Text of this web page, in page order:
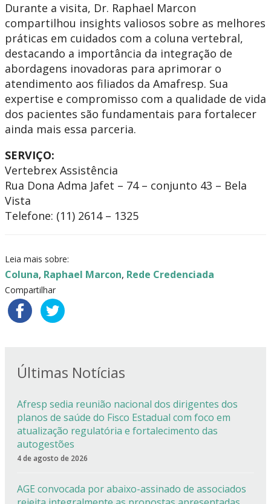
Durante a visita, Dr. Raphael Marcon
compartilhou insights valiosos sobre as melhores
práticas em cuidados com a coluna vertebral,
destacando a importância da integração de
abordagens inovadoras para aprimorar o
atendimento aos filiados da Amafresp. Sua
expertise e compromisso com a qualidade de vida
dos pacientes são fundamentais para fortalecer
ainda mais essa parceria.
SERVIÇO:
Vertebrex Assistência
Rua Dona Adma Jafet – 74 – conjunto 43 – Bela
Vista
Telefone: (11) 2614 – 1325
Leia mais sobre:
Coluna, Raphael Marcon, Rede Credenciada
Compartilhar
Últimas Notícias
Afresp sedia reunião nacional dos dirigentes dos
planos de saúde do Fisco Estadual com foco em
atualização regulatória e fortalecimento das
autogestões
4 de agosto de 2026
AGE convocada por abaixo-assinado de associados